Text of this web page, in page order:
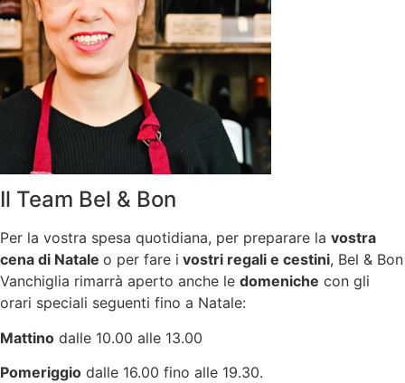
Il Team Bel & Bon
Per la vostra spesa quotidiana, per preparare la vostra
cena di Natale o per fare i vostri regali e cestini, Bel & Bon
Vanchiglia rimarrà aperto anche le domeniche con gli
orari speciali seguenti fino a Natale:
Mattino dalle 10.00 alle 13.00
Pomeriggio dalle 16.00 fino alle 19.30.